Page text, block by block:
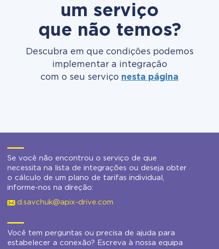
um serviço
que não temos?
Descubra em que condições podemos
implementar a integração
com o seu serviço nesta página
Se você não encontrou o serviço de que
necessita na lista de integrações ou deseja obter
o cálculo de um plano de tarifas individual,
informe-nos na direção:
d.savchuk@apix-drive.com
Você tem perguntas ou precisa de ajuda para
estabelecer a conexão? Escreva à nossa equipa